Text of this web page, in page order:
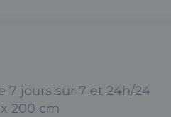
7 jours sur 7 et 24h/24
200 cm